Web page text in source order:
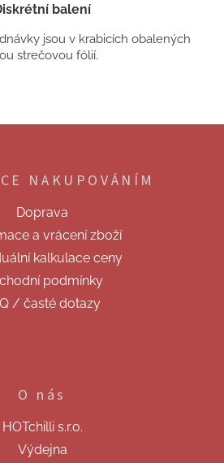
balení
jsou v krabicích obalených
strečovou fólií.
NAKUPOVÁNÍM
Doprava
a vrácení zboží
kalkulace ceny
podmínky
/ časté dotazy
O nás
HOTchilli s.r.o.
Výdejna